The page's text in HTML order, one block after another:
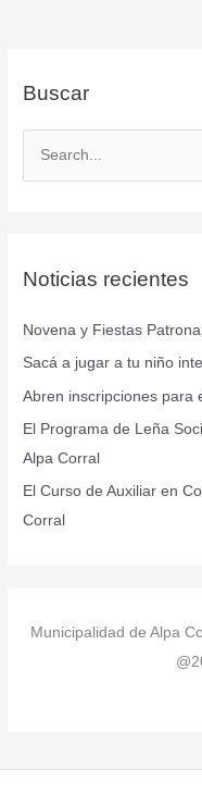
Buscar
a
p
o
r
:
Noticias recientes
Novena y Fiestas
Sacá a jugar a tu niño
Abren inscripciones para
El Programa de Leña
Alpa Corral
El Curso de Auxiliar en
Corral
Municipalidad de Alpa